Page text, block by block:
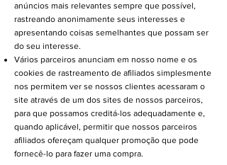
anúncios mais relevantes sempre que possível,
rastreando anonimamente seus interesses e
apresentando coisas semelhantes que possam ser
do seu interesse.
Vários parceiros anunciam em nosso nome e os
cookies de rastreamento de afiliados simplesmente
nos permitem ver se nossos clientes acessaram o
site através de um dos sites de nossos parceiros,
para que possamos creditá-los adequadamente e,
quando aplicável, permitir que nossos parceiros
afiliados ofereçam qualquer promoção que pode
fornecê-lo para fazer uma compra.